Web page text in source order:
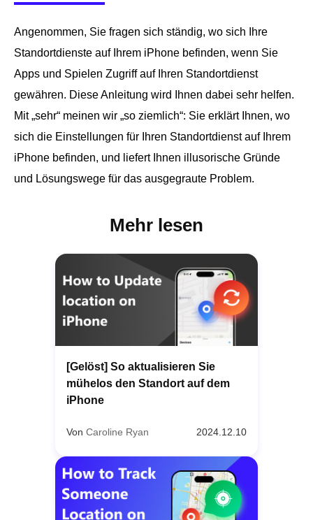
Angenommen, Sie fragen sich ständig, wo sich Ihre
Standortdienste auf Ihrem iPhone befinden, wenn Sie
Apps und Spielen Zugriff auf Ihren Standortdienst
gewähren. Diese Anleitung wird Ihnen dabei sehr helfen.
Mit „sehr“ meinen wir „so ziemlich“: Sie erklärt Ihnen, wo
sich die Einstellungen für Ihren Standortdienst auf Ihrem
iPhone befinden, und liefert Ihnen illusorische Gründe
und Lösungswege für das ausgegraute Problem.
Mehr lesen
[Gelöst] So aktualisieren Sie
mühelos den Standort auf dem
iPhone
Von Caroline Ryan 2024.12.10